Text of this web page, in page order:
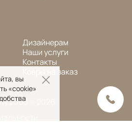
Дизайнерам
Наши услуги
Контакты
Ковры на заказ
2005 — 2026
вы
«cookie»